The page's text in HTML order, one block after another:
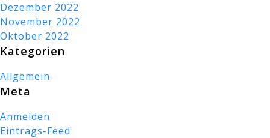
Dezember 2022
November 2022
Oktober 2022
Kategorien
Allgemein
Meta
Anmelden
Eintrags-Feed